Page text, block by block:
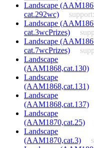
Landscape
cat.292wc)
Landscape
cat.3wcPrizes)
Landscape
cat.7wcPrizes)
Landscape
(AAM1868,cat.130)
Landscape
(AAM1868,cat.131)
Landscape
(AAM1868,cat.137)
Landscape
(AAM1870,cat.25)
Landscape
(AAM1870,cat.3)